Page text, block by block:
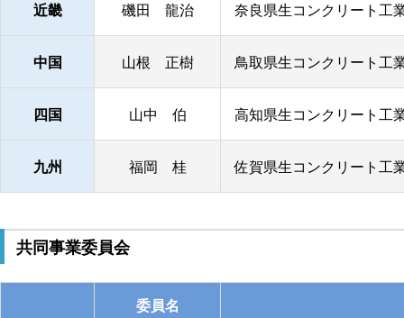
近畿 磯田 龍治 奈良県生コンクリート工
中国 山根 正樹 鳥取県生コンクリート工
四国 山中 伯 高知県生コンクリート工
九州 福岡 桂 佐賀県生コンクリート工
共同事業委員会
委員名